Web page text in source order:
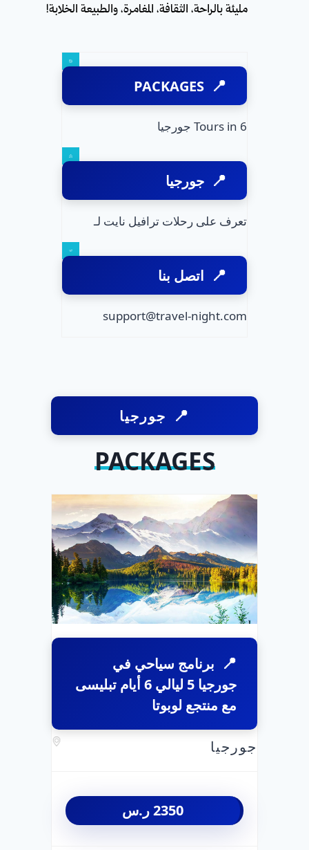
مليئة بالراحة، الثقافة، المغامرة، والطبيعة الخلابة!
PACKAGES
6 Tours in جورجيا
جورجيا
تعرف على رحلات ترافيل نايت لـ
اتصل بنا
support@travel-night.com
جورجيا
PACKAGES
برنامج سياحي في
جورجيا 5 ليالي 6 أيام تبليسى
مع منتجع لوبوتا
جورجيا
2350ر.س